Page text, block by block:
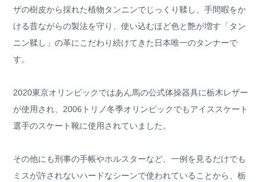
ザの樹皮から採れた植物タンニンでじっくり鞣し、手間暇をか
ける昔ながらの製法を守り、使い込むほど色と艶が増す「タン
ニン鞣し」の革にこだわり続けてきた日本唯一のタンナーで
す。
2020東京オリンピックではあん馬の公式体操器具に栃木レザー
が使用され、2006トリノ冬季オリンピックでもアイススケート
選手のスケート靴に使用されていました。
その他にも刑事の手帳やホルスターなど、一例を見るだけでも
ミスが許されないハードなシーンで使われていることから、栃